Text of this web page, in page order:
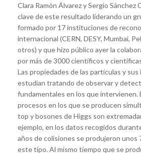
Clara Ramón Álvarez y Sergio Sánchez
clave de este resultado liderando un
formado por 17 instituciones de
internacional (CERN, DESY, Mumbai,
otros) y que hizo público ayer la
por más de 3000 científicos y
Las propiedades de las partículas y
estudian tratando de observar y
fundamentales en los que intervienen.
procesos en los que se producen
top y bosones de Higgs son
ejemplo, en los datos recogidos
años de colisiones se produjeron unos
este tipo. Al mismo tiempo que se